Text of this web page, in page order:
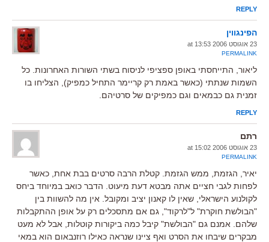
REPLY
הפינגווין
23 אוגוסט 2006 at 13:53
PERMALINK
ליאור, התייחסתי באופן ספציפי לניסוח בשתי השורות האחרונות. כל
השמות שנתתי (כאשר באמת רק קריימר התחיל כמפיק), הצליחו בו
זמנית גם כבמאים וגם כמפיקים של סרטיהם.
REPLY
רתם
23 אוגוסט 2006 at 15:02
PERMALINK
יאיר, הגזמת, ממש הגזמת. קטלת הרבה סרטים בבת אחת, כאשר
לפחות לגבי חציים אתה מבטא דעת מיעוט. הדבר כואב במיוחד ביחס
לקולנוע הישראלי, שאין לו קאנון יציב ומקובל. אין מה להשוות בין
"הבולשת חוקרת" ל"לרקוד", גם אם מתסכלים רק על אופן ההתקבלות
שלהם. אמנם גם "הבולשת" קיבל כמה ביקורות קוטלות, אבל לא מעט
מבקרים שיבחו את הסרט ואף ציינו שנראה כאילו רוזנבאום הוא במאי